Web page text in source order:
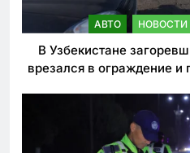
АВТО НОВОСТИ
В Узбекистане
врезался в ограждение и